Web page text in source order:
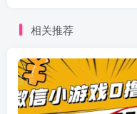
相关推荐